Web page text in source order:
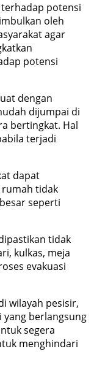
potensi
oleh
agar
potensi
dengan
dijumpai di
bertingkat. Hal
terjadi
dapat
rumah tidak
seperti
tidak
kulkas, meja
evakuasi
wilayah pesisir,
berlangsung
segera
menghindari